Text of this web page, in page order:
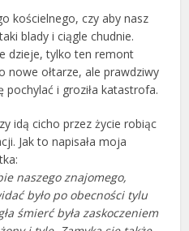
kościelnego, czy aby nasz
blady i ciągle chudnie.
dzieje, tylko ten remont
nowe ołtarze, ale prawdziwy
pochylać i groziła katastrofa.
idą cicho przez życie robiąc
Jak to napisała moja
naszego znajomego,
było po obecności tylu
śmierć była zaskoczeniem